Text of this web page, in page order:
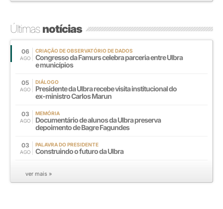
Últimasnotícias
06
AGO
CRIAÇÃO DE OBSERVATÓRIO DE DADOS
Congresso da Famurs celebra parceria entre Ulbra
e municípios
05
AGO
DIÁLOGO
Presidente da Ulbra recebe visita institucional do
ex-ministro Carlos Marun
03
AGO
MEMÓRIA
Documentário de alunos da Ulbra preserva
depoimento de Bagre Fagundes
03
AGO
PALAVRA DO PRESIDENTE
Construindo o futuro da Ulbra
ver mais »